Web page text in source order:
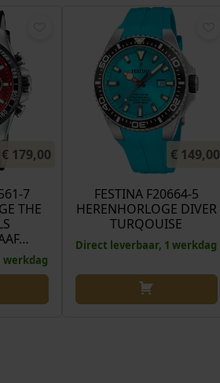
€179,00
7
THE
werkdag
€ 149,00
FESTINA F20664-5
HERENHORLOGE DIVER
TURQOUISE
Direct leverbaar, 1 werkdag